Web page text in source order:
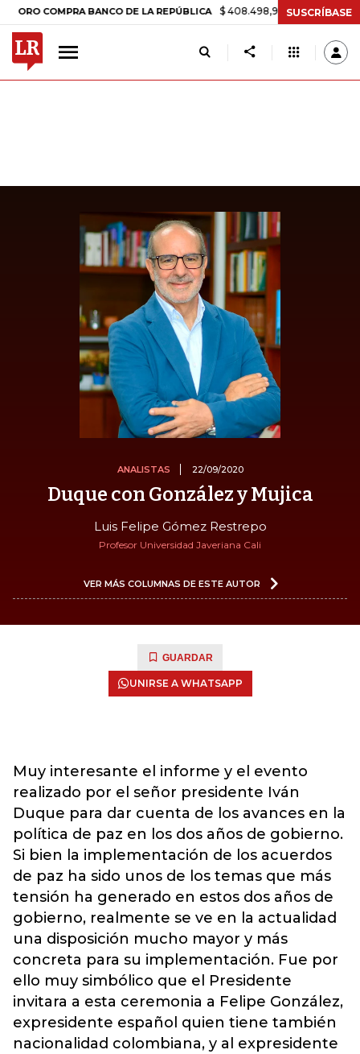
COMPRA BANCO DE LA REPÚBLICA $ 408.498,97 +$ 8.753,81 +2,19%
SUSCRÍBASE
ANALISTAS 22/09/2020
Duque con González y Mujica
Luis Felipe Gómez Restrepo
Profesor Universidad Javeriana Cali
VER MÁS COLUMNAS DE ESTE AUTOR
GUARDAR
UNIRSE A WHATSAPP
Muy interesante el informe y el evento
realizado por el señor presidente Iván
Duque para dar cuenta de los avances en la
política de paz en los dos años de gobierno.
Si bien la implementación de los acuerdos
de paz ha sido unos de los temas que más
tensión ha generado en estos dos años de
gobierno, realmente se ve en la actualidad
una disposición mucho mayor y más
concreta para su implementación. Fue por
ello muy simbólico que el Presidente
invitara a esta ceremonia a Felipe González,
expresidente español quien tiene también
nacionalidad colombiana, y al expresidente